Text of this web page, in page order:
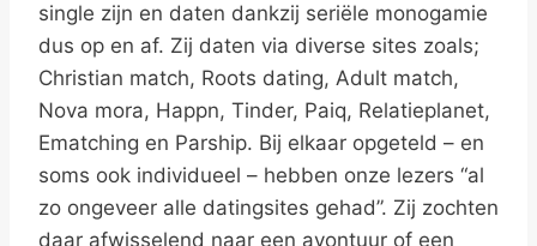
single zijn en daten dankzij seriële monogamie
dus op en af. Zij daten via diverse sites zoals;
Christian match, Roots dating, Adult match,
Nova mora, Happn, Tinder, Paiq, Relatieplanet,
Ematching en Parship. Bij elkaar opgeteld – en
soms ook individueel – hebben onze lezers “al
zo ongeveer alle datingsites gehad”. Zij zochten
daar afwisselend naar een avontuur of een